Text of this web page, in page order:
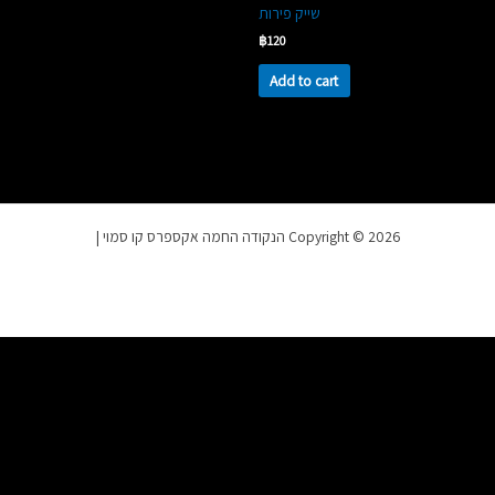
שייק פירות
฿120
Add to cart
Copyright © 2026 הנקודה החמה אקספרס קו סמוי |